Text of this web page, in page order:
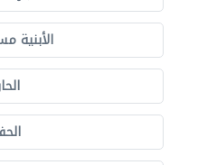
الأبنية